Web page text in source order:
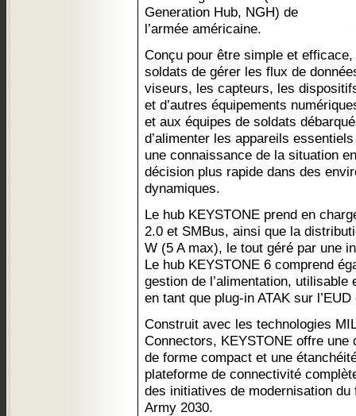
Generation Hub, NGH) de
l’armée américaine.
Conçu pour être simple et
soldats de gérer les flux de
viseurs, les capteurs, les
et d’autres équipements
et aux équipes de soldats
d’alimenter les appareils
une connaissance de la situation
décision plus rapide dans des
dynamiques.
Le hub KEYSTONE prend en
2.0 et SMBus, ainsi que la
W (5 A max), le tout géré par une
Le hub KEYSTONE 6 comprend
gestion de l’alimentation, utilisable
en tant que plug-in ATAK sur
Construit avec les technologies
Connectors, KEYSTONE offre
de forme compact et une
plateforme de connectivité
des initiatives de modernisation
Army 2030.